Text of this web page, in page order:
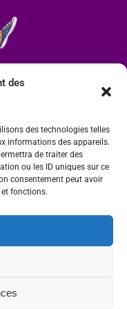
des
des technologies telles
informations des appareils.
de traiter des
ou les ID uniques sur ce
consentement peut avoir
fonctions.
légales
et Matière - Photographe